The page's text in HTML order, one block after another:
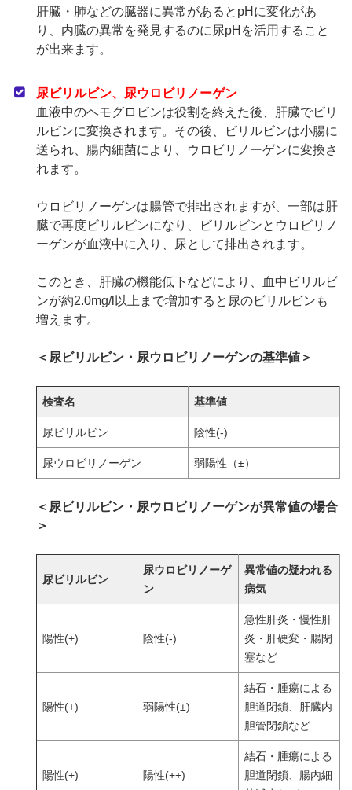
肝臓・肺などの臓器に異常があるとpHに変化があ
り、内臓の異常を発見するのに尿pHを活用すること
が出来ます。
尿ビリルビン、尿ウロビリノーゲン
血液中のヘモグロビンは役割を終えた後、肝臓でビリ
ルビンに変換されます。その後、ビリルビンは小腸に
送られ、腸内細菌により、ウロビリノーゲンに変換さ
れます。
ウロビリノーゲンは腸管で排出されますが、一部は肝
臓で再度ビリルビンになり、ビリルビンとウロビリノ
ーゲンが血液中に入り、尿として排出されます。
このとき、肝臓の機能低下などにより、血中ビリルビ
ンが約2.0mg/l以上まで増加すると尿のビリルビンも
増えます。
＜尿ビリルビン・尿ウロビリノーゲンの基準値＞
検査名 基準値
尿ビリルビン 陰性(-)
尿ウロビリノーゲン 弱陽性（±）
＜尿ビリルビン・尿ウロビリノーゲンが異常値の場合
＞
尿ビリルビン
尿ウロビリノーゲ
ン
異常値の疑われる
病気
陽性(+) 陰性(-)
急性肝炎・慢性肝
炎・肝硬変・腸閉
塞など
陽性(+) 弱陽性(±)
結石・腫瘍による
胆道閉鎖、肝臓内
胆管閉鎖など
陽性(+) 陽性(++)
結石・腫瘍による
胆道閉鎖、腸内細